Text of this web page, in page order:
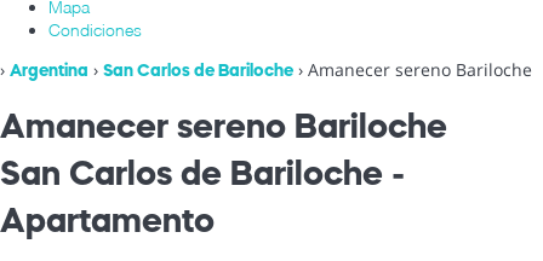
Mapa
Condiciones
› Argentina › San Carlos de Bariloche › Amanecer sereno Bariloche
Amanecer sereno Bariloche
San Carlos de Bariloche -
Apartamento